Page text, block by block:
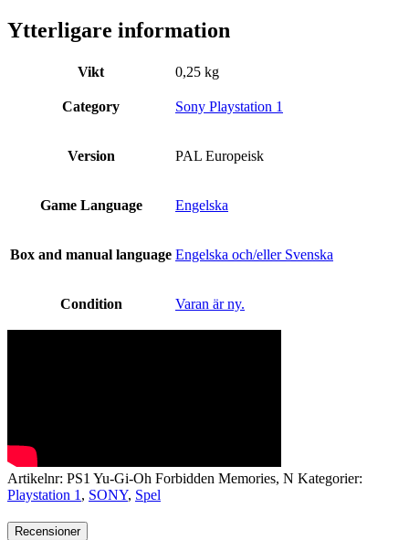
Ytterligare information
Vikt 0,25 kg
Category Sony Playstation 1
Version PAL Europeisk
Game Language Engelska
Box and manual language Engelska och/eller Svenska
Condition Varan är ny.
Artikelnr: PS1 Yu-Gi-Oh Forbidden Memories, N Kategorier:
Playstation 1 , SONY, Spel
Recensioner